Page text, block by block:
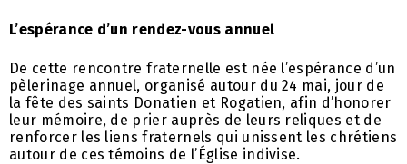
L’espérance d’un rendez-vous annuel
De cette rencontre fraternelle est née l’espérance d’un
pèlerinage annuel, organisé autour du 24 mai, jour de
la fête des saints Donatien et Rogatien, afin d’honorer
leur mémoire, de prier auprès de leurs reliques et de
renforcer les liens fraternels qui unissent les chrétiens
autour de ces témoins de l’Église indivise.